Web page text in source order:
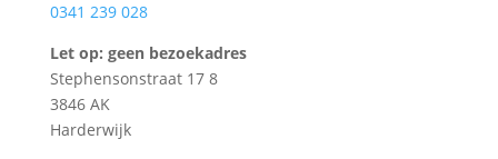
0341 239 028
Let op: geen bezoekadres
Stephensonstraat 17 8
3846 AK
Harderwijk